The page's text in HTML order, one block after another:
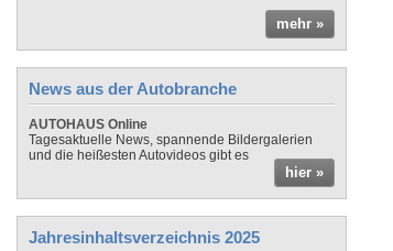
mehr »
News aus der Autobranche
AUTOHAUS Online
Tagesaktuelle News, spannende Bildergalerien
und die heißesten Autovideos gibt es
hier »
Jahresinhaltsverzeichnis 2025